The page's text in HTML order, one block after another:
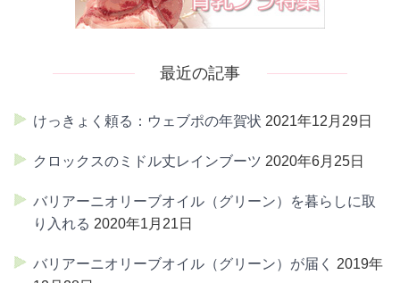
最近の記事
けっきょく頼る：ウェブポの年賀状 2021年12月29日
クロックスのミドル丈レインブーツ 2020年6月25日
バリアーニオリーブオイル（グリーン）を暮らしに取
り入れる 2020年1月21日
バリアーニオリーブオイル（グリーン）が届く
2019年